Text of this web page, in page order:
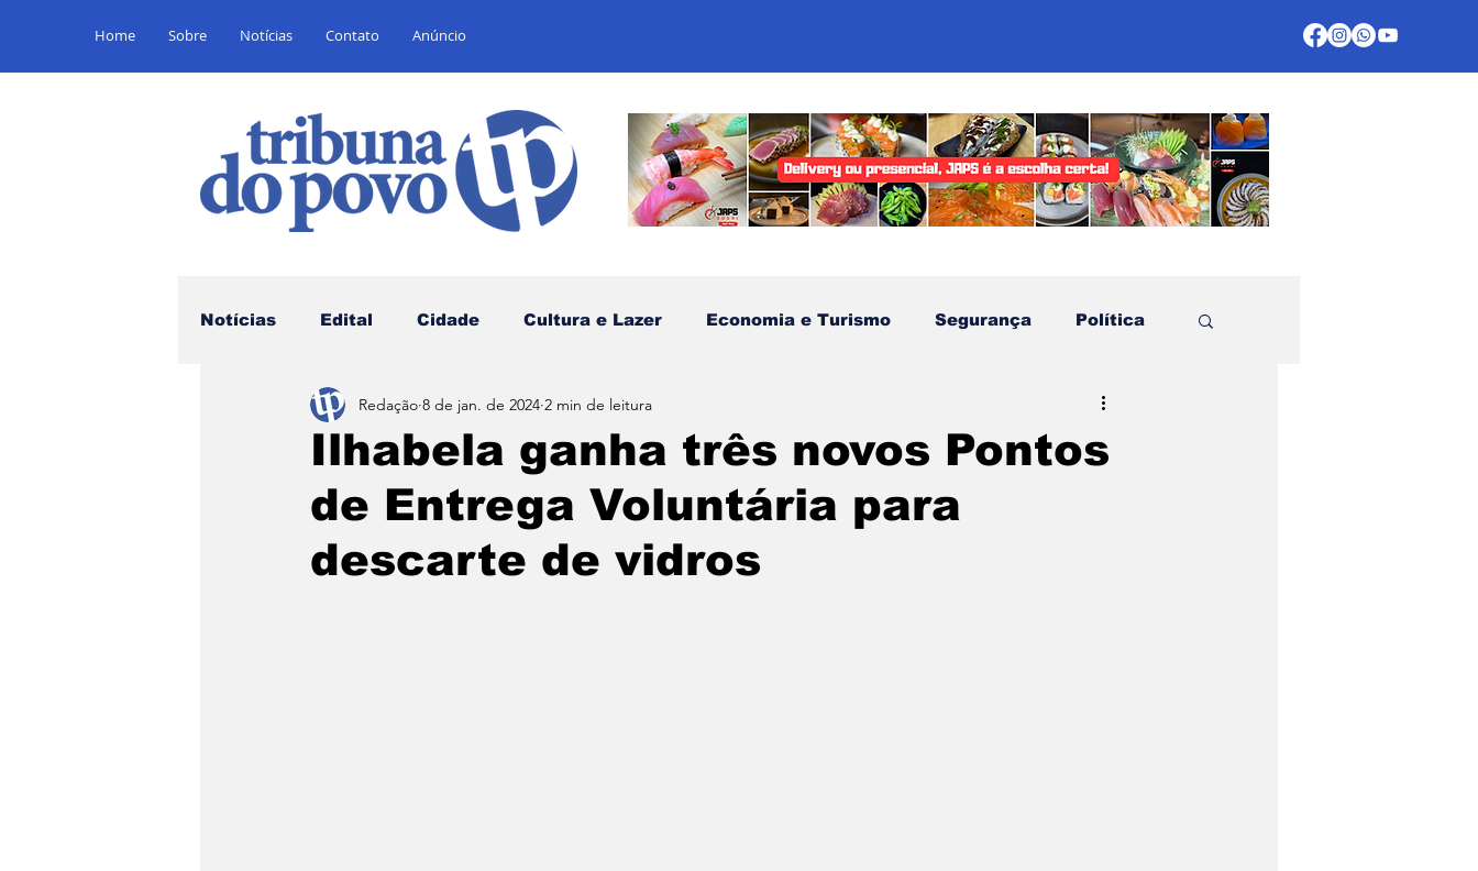
Home Sobre Notícias Contato Anúncio
Notícias Edital Cidade Cultura e Lazer Economia e Turismo Segurança Política
Educação Esportes Comunidades Tradicionais
São Sebastião Caraguatatuba Especial Agenda e Utilidade Pública
Ilhabela ganha três novos Pontos
de Entrega Voluntária para
descarte de vidros
Redação 8 de jan. de 2024 2 min de leitura